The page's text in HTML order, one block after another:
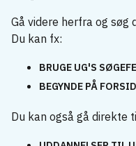
Gå videre herfra og søg
Du kan fx:
BRUGE UG'S
BEGYNDE PÅ
Du kan også gå direkte